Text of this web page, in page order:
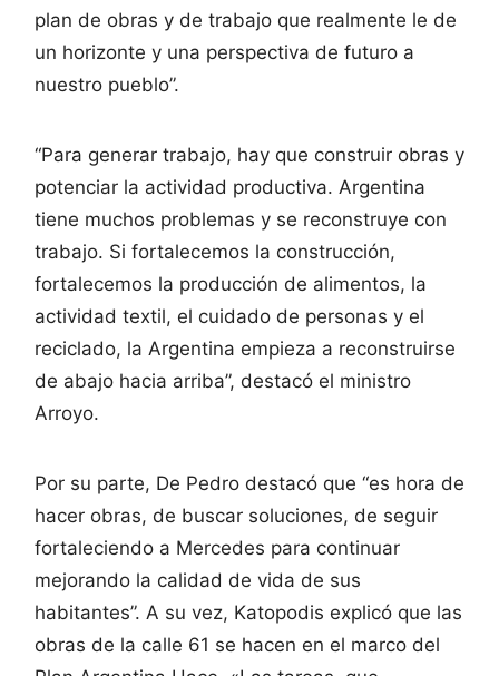
plan de obras y de trabajo que realmente le de
un horizonte y una perspectiva de futuro a
nuestro pueblo”.
“Para generar trabajo, hay que construir obras y
potenciar la actividad productiva. Argentina
tiene muchos problemas y se reconstruye con
trabajo. Si fortalecemos la construcción,
fortalecemos la producción de alimentos, la
actividad textil, el cuidado de personas y el
reciclado, la Argentina empieza a reconstruirse
de abajo hacia arriba”, destacó el ministro
Arroyo.
Por su parte, De Pedro destacó que “es hora de
hacer obras, de buscar soluciones, de seguir
fortaleciendo a Mercedes para continuar
mejorando la calidad de vida de sus
habitantes”. A su vez, Katopodis explicó que las
obras de la calle 61 se hacen en el marco del